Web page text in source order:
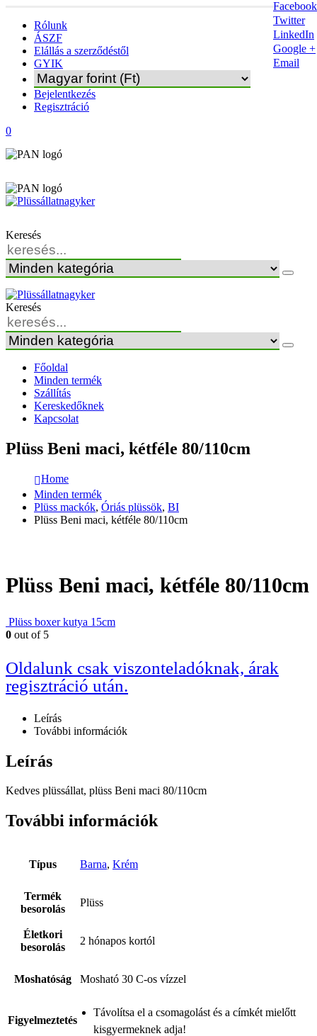
Rólunk
ÁSZF
Elállás a szerződéstől
GYIK
Bejelentkezés
Regisztráció
0
Keresés
Keresés
Főoldal
Minden termék
Szállítás
Kereskedőknek
Kapcsolat
Plüss Beni maci, kétféle 80/110cm
Home
Minden termék
Plüss mackók, Óriás plüssök, BI
Plüss Beni maci, kétféle 80/110cm
Plüss Beni maci, kétféle 80/110cm
Plüss boxer kutya 15cm
0 out of 5
Oldalunk csak viszonteladóknak, árak
regisztráció után.
Leírás
További információk
Leírás
Kedves plüssállat, plüss Beni maci 80/110cm
További információk
Típus Barna, Krém
Termék
besorolás
Plüss
Életkori
besorolás
2 hónapos kortól
Moshatóság Mosható 30 C-os vízzel
Figyelmeztetés
Távolítsa el a csomagolást és a címkét mielőtt
kisgyermeknek adja!
Facebook
Twitter
LinkedIn
Google +
Email